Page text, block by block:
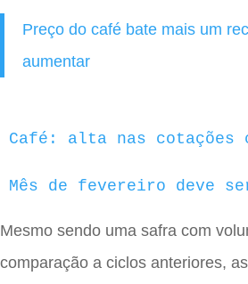
Preço do café bate mais um
aumentar
Café: alta nas cotações
Mês de fevereiro deve
Mesmo sendo uma safra com
comparação a ciclos anteriores,